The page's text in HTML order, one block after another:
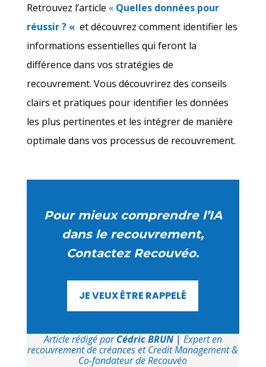
Retrouvez l’article « Quelles données pour
réussir ? « et découvrez comment identifier les
informations essentielles qui feront la
différence dans vos stratégies de
recouvrement. Vous découvrirez des conseils
clairs et pratiques pour identifier les données
les plus pertinentes et les intégrer de manière
optimale dans vos processus de recouvrement.
Pour mieux comprendre l’IA
dans le recouvrement,
Contactez Recouvéo.
JE VEUX ÊTRE RAPPELÉ
Article rédigé parCédric BRUN | Expert en
recouvrement de créances et Credit Management &
Co-fondateur de Recouvéo